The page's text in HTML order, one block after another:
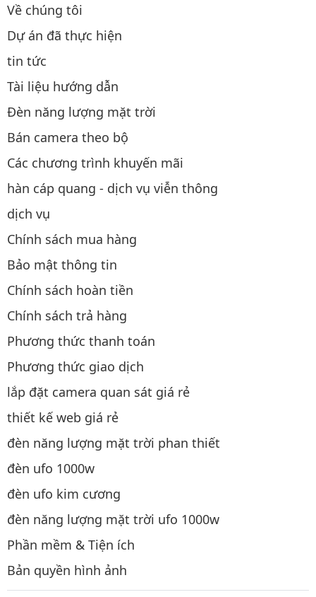
Về chúng tôi
Dự án đã thực hiện
tin tức
Tài liệu hướng dẫn
Đèn năng lượng mặt trời
Bán camera theo bộ
Các chương trình khuyến mãi
hàn cáp quang - dịch vụ viễn thông
dịch vụ
Chính sách mua hàng
Bảo mật thông tin
Chính sách hoàn tiền
Chính sách trả hàng
Phương thức thanh toán
Phương thức giao dịch
lắp đặt camera quan sát giá rẻ
thiết kế web giá rẻ
đèn năng lượng mặt trời phan thiết
đèn ufo 1000w
đèn ufo kim cương
đèn năng lượng mặt trời ufo 1000w
Phần mềm & Tiện ích
Bản quyền hình ảnh